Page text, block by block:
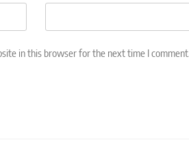
in this browser for the next time I comment.